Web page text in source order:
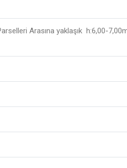
Arasına yaklaşık h:6,00-